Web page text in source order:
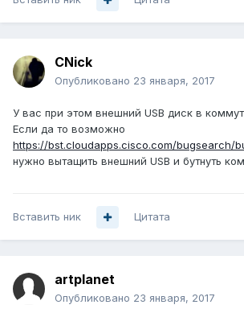
CNick
Опубликовано 23 января, 2017
У вас при этом внешний USB диск в
Если да то возможно
https://bst.cloudapps.cisco.com/bugsearch/
нужно вытащить внешний USB и бутнуть
Вставить ник Цитата
artplanet
Опубликовано 23 января, 2017